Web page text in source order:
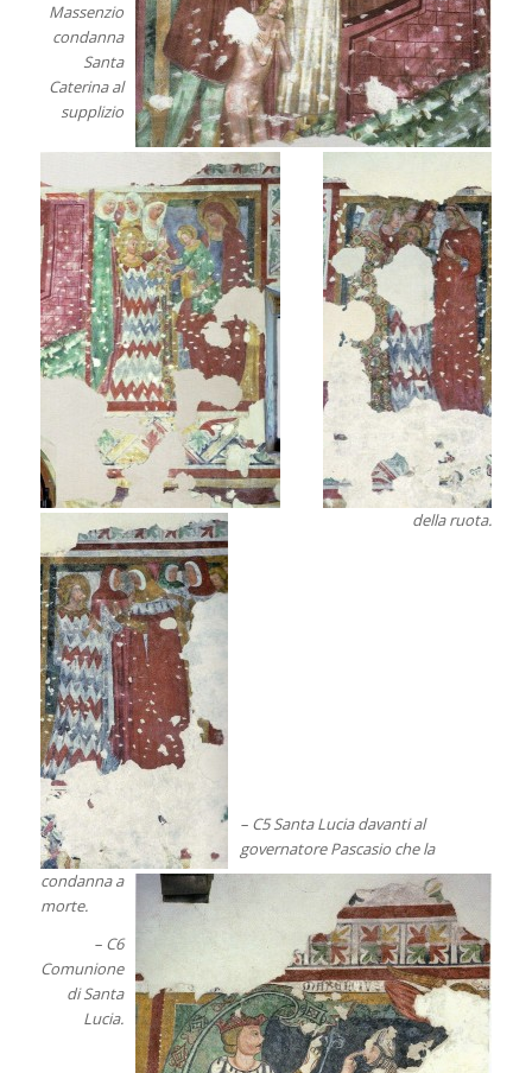
Massenzio
condanna
Santa
Caterina al
supplizio
della ruota.
– C5 Santa Lucia davanti al
governatore Pascasio che la
condanna a
morte.
– C6
Comunione
di Santa
Lucia.